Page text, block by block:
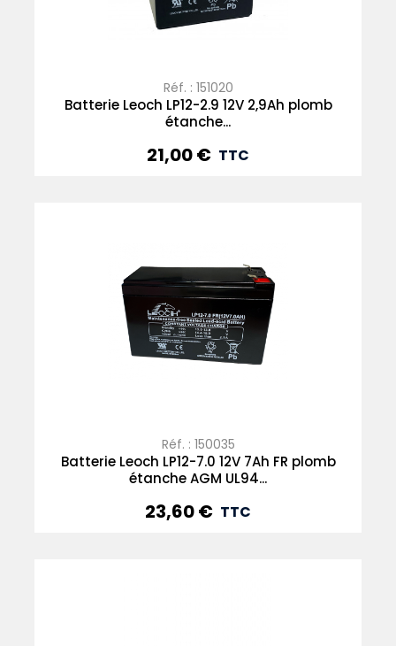
Réf. : 151020
Batterie Leoch LP12-2.9 12V 2,9Ah plomb
étanche...
Prix
21,00 € TTC
Réf. : 150035
Batterie Leoch LP12-7.0 12V 7Ah FR plomb
étanche AGM UL94...
Prix
23,60 € TTC